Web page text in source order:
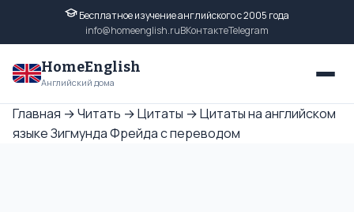
Бесплатное изучение английского с 2005 года
info@homeenglish.ruВКонтактеTelegram
HomeEnglish
Английский дома
Главная →Читать →Цитаты →Цитаты на английском
языке Зигмунда Фрейда с переводом